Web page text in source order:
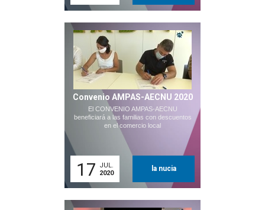
Convenio AMPAS-AECNU 2020
El CONVENIO AMPAS-AECNU
beneficiará a las familias con descuentos
en el comercio local
17
JUL.
2020
la nucia